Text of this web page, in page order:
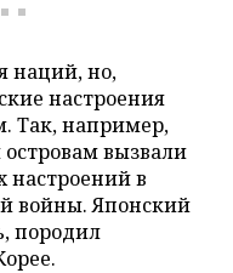
наций, но,
настроения
Так, например,
вызвали
настроений в
войны. Японский
породил